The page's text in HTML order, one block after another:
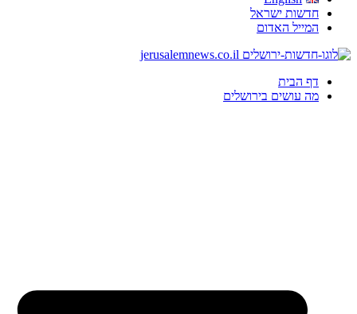
חדשות ישראל
המייל האדום
דף הבית
מה עושים בירושלים